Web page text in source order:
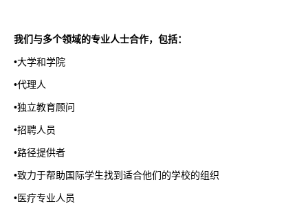
我们与多个领域的专业人士合作，包括：
•大学和学院
•代理人
•独立教育顾问
•招聘人员
•路径提供者
•致力于帮助国际学生找到适合他们的学校的组织
•医疗专业人员